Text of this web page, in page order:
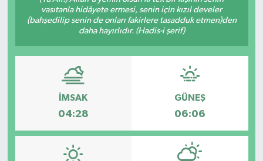
vasıtanla hidâyete ermesi, senin için kızıl develer
(bahşedilip senin de onları fakirlere tasadduk etmen)den
daha hayırlıdır. (Hadis-i şerif)
İMSAK
04:28
GÜNEŞ
06:06